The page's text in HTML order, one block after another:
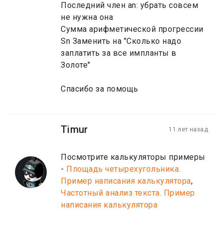
Последний член an: убрать совсем
не нужна она
Сумма арифметической прогрессии
Sn Заменить на "Сколько надо
заплатить за все импланты в
Золоте"
Спасибо за помощь
Timur 11 лет назад
Посмотрите калькуляторы примеры
- Площадь четырехугольника.
Пример написания калькулятора,
Частотный анализ текста. Пример
написания калькулятора